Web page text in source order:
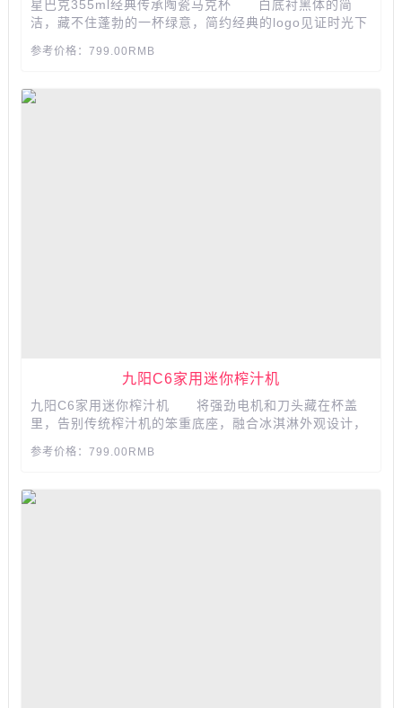
星巴克355ml经典传承陶瓷马克杯 白底衬黑体的简
洁，藏不住蓬勃的一杯绿意，简约经典的logo见证时光下
参考价格：799.00RMB
九阳C6家用迷你榨汁机
九阳C6家用迷你榨汁机 将强劲电机和刀头藏在杯盖
里，告别传统榨汁机的笨重底座，融合冰淇淋外观设计，
参考价格：799.00RMB